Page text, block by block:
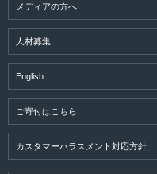
メディアの方へ
人材募集
English
ご寄付はこちら
カスタマーハラスメント対応方針